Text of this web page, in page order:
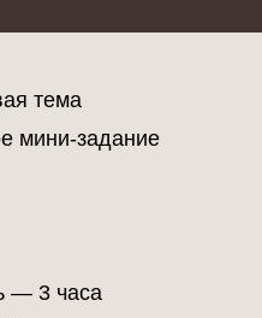
тема
мини-задание
— 3 часа